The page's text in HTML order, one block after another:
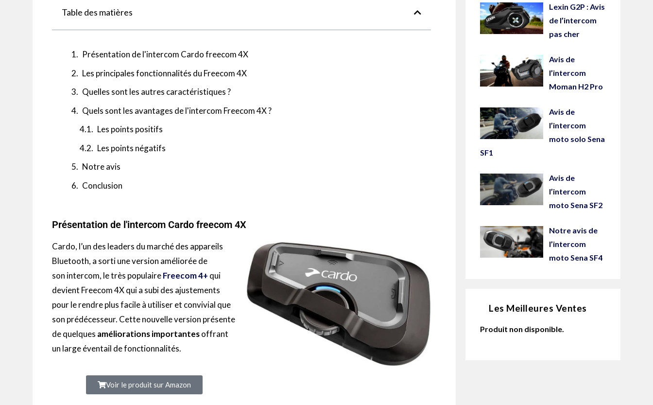
Table des matières
Présentation de l'intercom Cardo freecom 4X
Les principales fonctionnalités du Freecom 4X
Quelles sont les autres caractéristiques ?
Quels sont les avantages de l'intercom Freecom 4X ?
Les points positifs
Les points négatifs
Notre avis
Conclusion
Présentation de l'intercom Cardo freecom 4X
Cardo, l’un des leaders du marché des appareils
Bluetooth, a sorti une version améliorée de
son intercom, le très populaireFreecom4+ qui
devient Freecom4X qui a subi des ajustements
pour le rendre plus facile à utiliser et convivial que
son prédécesseur. Cette nouvelle version présente
de quelques améliorations importantesoffrant
un large éventail de fonctionnalités.
Voir le produit sur Amazon
Lexin G2P : Avis
de l’intercom
pas cher
Avis de
l’intercom
Moman H2 Pro
Avis de
l’intercom
moto solo Sena
SF1
Avis de
l’intercom
moto Sena SF2
Notre avis de
l’intercom
moto Sena SF4
Les Meilleures Ventes
Produit non disponible.